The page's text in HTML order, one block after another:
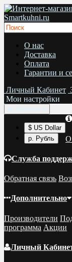
О нас
Доставка
Оплата
Гарантии и
Личный Кабинет
Мои настройки
$ US Dollar
р. Рубль
О
Служба
Обратная связь
Дополнительно
Производители
программа Акции
Личный